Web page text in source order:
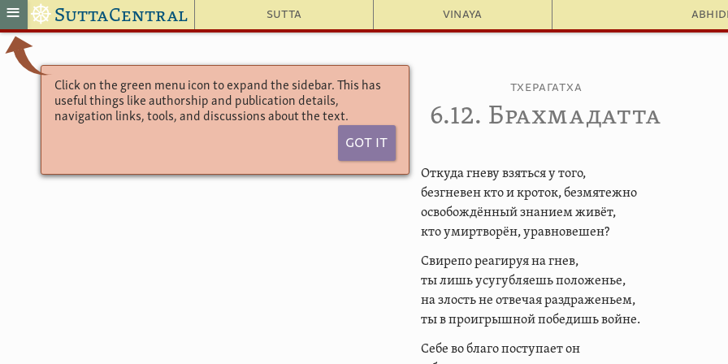
Sutta Vinaya
≡ ☸ SuttaCentral
Click on the green menu icon to expand the sidebar. This has
useful things like authorship and publication details,
navigation links, tools, and discussions about the text.
Got It
Тхерагатха
6.12. Брахмадатта
Откуда гневу взяться у того,
безгневен кто и кроток, безмятежно
освобождённый знанием живёт,
кто умиртворён, уравновешен?
Cвирепо реагируя на гнев,
ты лишь усугубляешь положенье,
на злость не отвечая раздраженьем,
ты в проигрышной победишь войне.
Себе во благо поступает он